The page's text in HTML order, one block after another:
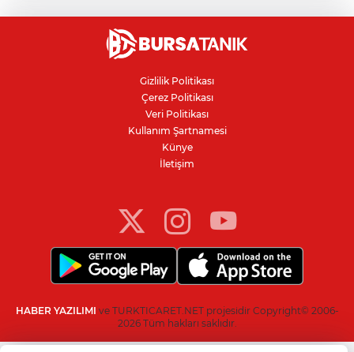
Nilüfer'de kaldırım işgallerine zabıta
denetimi
Bursa'da 100 dönümde hayvansal
gübreyle nektarin ve armut üretiyor
Resmi Gazete’de yayımlandı: Kritik yeşil
Gizlilik Politikası
Çerez Politikası
Veri Politikası
Kullanım Şartnamesi
Künye
İletişim
HABER YAZILIMI ve TURKTICARET.NET projesidir Copyright© 2006-
2026 Tüm hakları saklıdır.